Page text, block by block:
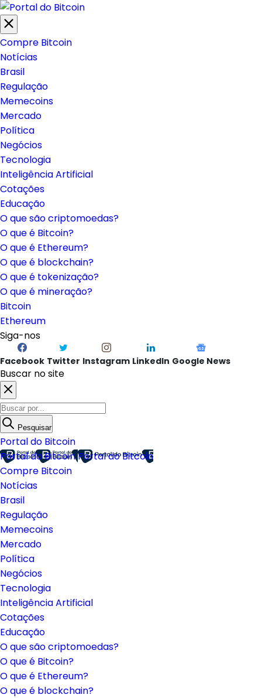
Compre Bitcoin
Notícias
Brasil
Regulação
Memecoins
Mercado
Política
Negócios
Tecnologia
Inteligência Artificial
Cotações
Educação
O que são criptomoedas?
O que é Bitcoin?
O que é Ethereum?
O que é blockchain?
O que é tokenização?
O que é mineração?
Bitcoin
Ethereum
Siga-nos
Facebook Twitter Instagram LinkedIn Google News
Buscar no site
Pesquisar
Portal do Bitcoin
Portal do BitcoinPortal do Bitcoin
Compre Bitcoin
Notícias
Brasil
Regulação
Memecoins
Mercado
Política
Negócios
Tecnologia
Inteligência Artificial
Cotações
Educação
O que são criptomoedas?
O que é Bitcoin?
O que é Ethereum?
O que é blockchain?